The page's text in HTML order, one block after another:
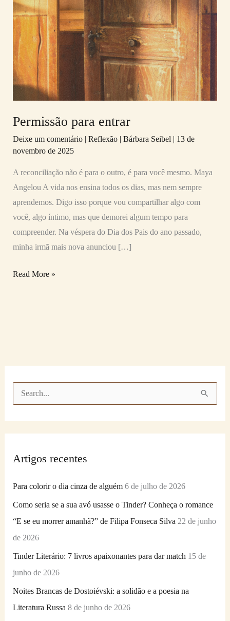
Permissão para entrar
Deixe um comentário | Reflexão| Bárbara Seibel | 13 de
novembro de 2025
A reconciliação não é para o outro, é para você mesmo. Maya
Angelou A vida nos ensina todos os dias, mas nem sempre
aprendemos. Digo isso porque vou compartilhar algo com
você, algo íntimo, mas que demorei algum tempo para
compreender. Na véspera do Dia dos Pais do ano passado,
minha irmã mais nova anunciou […]
para
entrar
Read More »
u
o
r
:
Artigos recentes
Para colorir o dia cinza de alguém 6 de julho de 2026
Como seria se a sua avó usasse o Tinder? Conheça o romance
“E se eu morrer amanhã?” de Filipa Fonseca Silva 22 de junho
de 2026
Tinder Literário: 7 livros apaixonantes para dar match 15 de
junho de 2026
Noites Brancas de Dostoiévski: a solidão e a poesia na
Literatura Russa 8 de junho de 2026